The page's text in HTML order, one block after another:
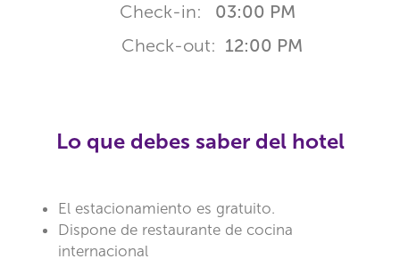
Check-in: 03:00 PM
Check-out: 12:00 PM
Lo que debes saber del hotel
El estacionamiento es gratuito.
Dispone de restaurante de cocina
internacional